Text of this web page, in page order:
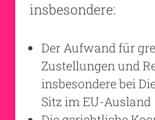
insbesondere:
Der Aufwand für
Zustellungen und
insbesondere bei
Sitz im EU-Ausland